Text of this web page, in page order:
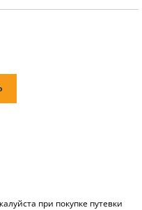
при покупке путевки